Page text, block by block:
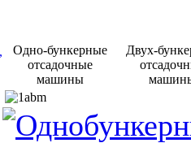
Одно-бункерные
отсадочные
машины
Двух-